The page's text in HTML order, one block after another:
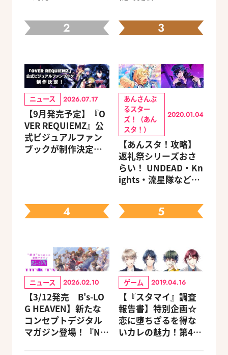
2
ニュース 2026.07.17
【9月発売予定】『O
VER REQUIEMZ』公
式ビジュアルファン
ブックが制作決定！
3
あんさんぶ
るスター
ズ！（あん
スタ！）
2020.01.04
【あんスタ！攻略】
返礼祭シリーズおさ
らい！ UNDEAD・Kn
ights・流星隊など、
ェック
4
ニュース 2026.02.10
【3/12発売 B's-LO
G HEAVEN】新たな
コンセプトデジタル
マガジン登場！『NU:
5
ゲーム 2019.04.16
【『スタマイ』調査
報告書】特別企画☆
恋に堕ちざるを得な
いカレの魅力！第4